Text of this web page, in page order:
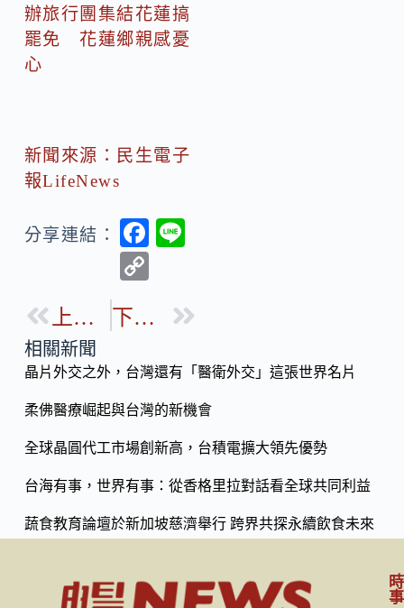
辦旅行團集結花蓮搞
罷免 花蓮鄉親感憂
心
新聞來源：民生電子
報LifeNews
分享連結：
F
b
o
k
p
Li
n
k
上一篇 下一篇
相關新聞
晶片外交之外，台灣還有「醫衛外交」這張世界名片
柔佛醫療崛起與台灣的新機會
全球晶圓代工市場創新高，台積電擴大領先優勢
台海有事，世界有事：從香格里拉對話看全球共同利益
蔬食教育論壇於新加坡慈濟舉行 跨界共探永續飲食未來
時
事